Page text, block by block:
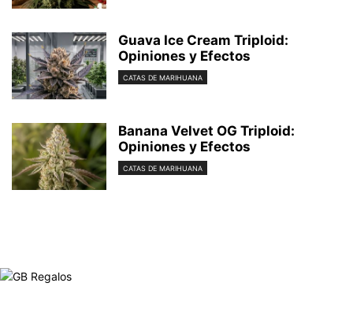
Guava Ice Cream Triploid:
Opiniones y Efectos
CATAS DE MARIHUANA
Banana Velvet OG Triploid:
Opiniones y Efectos
CATAS DE MARIHUANA